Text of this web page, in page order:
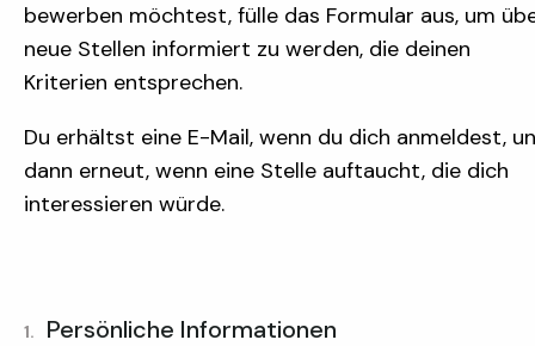
bewerben möchtest, fülle das Formular aus, um
neue Stellen informiert zu werden, die deinen
Kriterien entsprechen.
Du erhältst eine E-Mail, wenn du dich anmeldest,
dann erneut, wenn eine Stelle auftaucht, die dich
interessieren würde.
1. Persönliche Informationen